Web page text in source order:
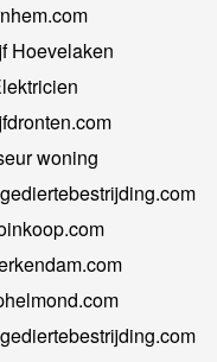
Hoevelaken
woning